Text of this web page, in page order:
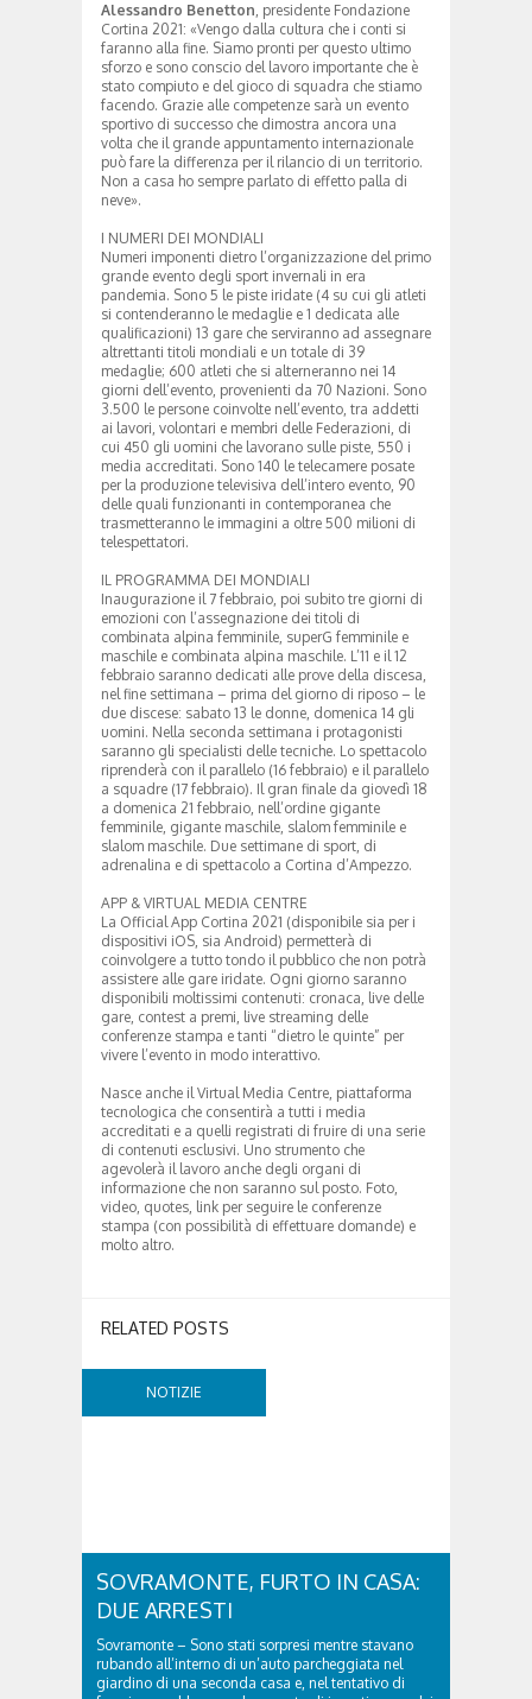
Alessandro Benetton, presidente Fondazione
Cortina 2021: «Vengo dalla cultura che i conti si
faranno alla fine. Siamo pronti per questo ultimo
sforzo e sono conscio del lavoro importante che è
stato compiuto e del gioco di squadra che stiamo
facendo. Grazie alle competenze sarà un evento
sportivo di successo che dimostra ancora una
volta che il grande appuntamento internazionale
può fare la differenza per il rilancio di un territorio.
Non a casa ho sempre parlato di effetto palla di
neve».
I NUMERI DEI MONDIALI
Numeri imponenti dietro l’organizzazione del primo
grande evento degli sport invernali in era
pandemia. Sono 5 le piste iridate (4 su cui gli atleti
si contenderanno le medaglie e 1 dedicata alle
qualificazioni) 13 gare che serviranno ad assegnare
altrettanti titoli mondiali e un totale di 39
medaglie; 600 atleti che si alterneranno nei 14
giorni dell’evento, provenienti da 70 Nazioni. Sono
3.500 le persone coinvolte nell’evento, tra addetti
ai lavori, volontari e membri delle Federazioni, di
cui 450 gli uomini che lavorano sulle piste, 550 i
media accreditati. Sono 140 le telecamere posate
per la produzione televisiva dell’intero evento, 90
delle quali funzionanti in contemporanea che
trasmetteranno le immagini a oltre 500 milioni di
telespettatori.
IL PROGRAMMA DEI MONDIALI
Inaugurazione il 7 febbraio, poi subito tre giorni di
emozioni con l’assegnazione dei titoli di
combinata alpina femminile, superG femminile e
maschile e combinata alpina maschile. L’11 e il 12
febbraio saranno dedicati alle prove della discesa,
nel fine settimana – prima del giorno di riposo – le
due discese: sabato 13 le donne, domenica 14 gli
uomini. Nella seconda settimana i protagonisti
saranno gli specialisti delle tecniche. Lo spettacolo
riprenderà con il parallelo (16 febbraio) e il parallelo
a squadre (17 febbraio). Il gran finale da giovedì 18
a domenica 21 febbraio, nell’ordine gigante
femminile, gigante maschile, slalom femminile e
slalom maschile. Due settimane di sport, di
adrenalina e di spettacolo a Cortina d’Ampezzo.
APP & VIRTUAL MEDIA CENTRE
La Official App Cortina 2021 (disponibile sia per i
dispositivi iOS, sia Android) permetterà di
coinvolgere a tutto tondo il pubblico che non potrà
assistere alle gare iridate. Ogni giorno saranno
disponibili moltissimi contenuti: cronaca, live delle
gare, contest a premi, live streaming delle
conferenze stampa e tanti “dietro le quinte” per
vivere l’evento in modo interattivo.
Nasce anche il Virtual Media Centre, piattaforma
tecnologica che consentirà a tutti i media
accreditati e a quelli registrati di fruire di una serie
di contenuti esclusivi. Uno strumento che
agevolerà il lavoro anche degli organi di
informazione che non saranno sul posto. Foto,
video, quotes, link per seguire le conferenze
stampa (con possibilità di effettuare domande) e
molto altro.
RELATED POSTS
NOTIZIE
SOVRAMONTE, FURTO IN CASA:
DUE ARRESTI
Sovramonte – Sono stati sorpresi mentre stavano
rubando all’interno di un’auto parcheggiata nel
giardino di una seconda casa e, nel tentativo di